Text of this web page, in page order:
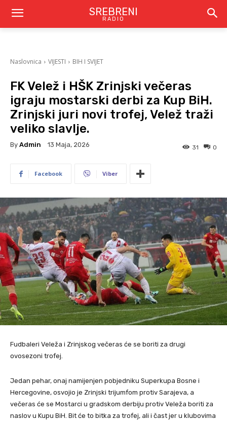
SREBRENI
RADIO
Naslovnica VIJESTI BIH I SVIJET
FK Velež i HŠK Zrinjski večeras
igraju mostarski derbi za Kup BiH.
Zrinjski juri novi trofej, Velež traži
veliko slavlje.
By Admin 13 Maja, 2026 0
31
Facebook Viber
Fudbaleri Veleža i Zrinjskog večeras će se boriti za drugi
ovosezoni trofej.
Jedan pehar, onaj namijenjen pobjedniku Superkupa Bosne i
Hercegovine, osvojio je Zrinjski trijumfom protiv Sarajeva, a
večeras će se Mostarci u gradskom derbiju protiv Veleža boriti za
naslov u Kupu BiH. Bit će to bitka za trofej, ali i čast jer u klubovima